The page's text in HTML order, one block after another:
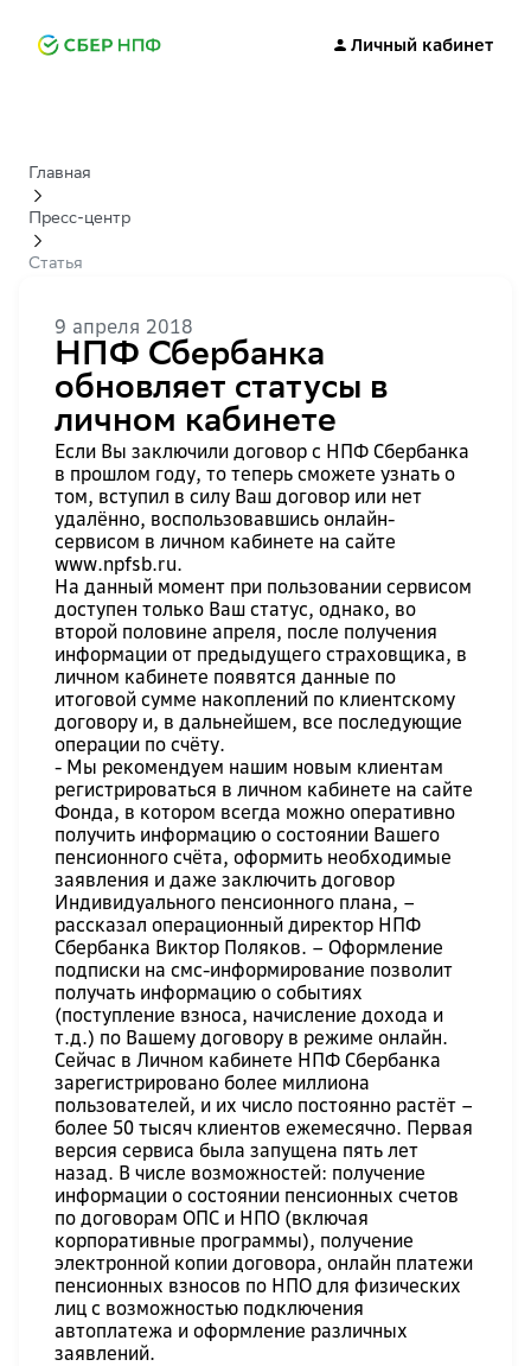
Личный кабинет
Главная
Пресс-центр
Статья
9 апреля 2018
НПФ Сбербанка
обновляет статусы в
личном кабинете
Если Вы заключили договор с НПФ Сбербанка
в прошлом году, то теперь сможете узнать о
том, вступил в силу Ваш договор или нет
удалённо, воспользовавшись онлайн-
сервисом в личном кабинете на сайте
www.npfsb.ru.
На данный момент при пользовании сервисом
доступен только Ваш статус, однако, во
второй половине апреля, после получения
информации от предыдущего страховщика, в
личном кабинете появятся данные по
итоговой сумме накоплений по клиентскому
договору и, в дальнейшем, все последующие
операции по счёту.
- Мы рекомендуем нашим новым клиентам
регистрироваться в личном кабинете на сайте
Фонда, в котором всегда можно оперативно
получить информацию о состоянии Вашего
пенсионного счёта, оформить необходимые
заявления и даже заключить договор
Индивидуального пенсионного плана, –
рассказал операционный директор НПФ
Сбербанка Виктор Поляков. – Оформление
подписки на смс-информирование позволит
получать информацию о событиях
(поступление взноса, начисление дохода и
т.д.) по Вашему договору в режиме онлайн.
Сейчас в Личном кабинете НПФ Сбербанка
зарегистрировано более миллиона
пользователей, и их число постоянно растёт –
более 50 тысяч клиентов ежемесячно. Первая
версия сервиса была запущена пять лет
назад. В числе возможностей: получение
информации о состоянии пенсионных счетов
по договорам ОПС и НПО (включая
корпоративные программы), получение
электронной копии договора, онлайн платежи
пенсионных взносов по НПО для физических
лиц с возможностью подключения
автоплатежа и оформление различных
заявлений.